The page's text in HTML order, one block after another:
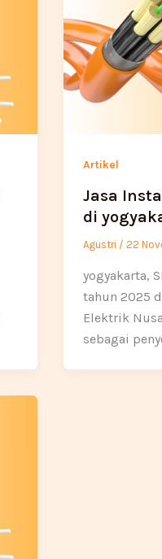
Artikel
Jasa
di
Agustri / 22
yogyakarta,
tahun 2025
Elektrik
sebagai